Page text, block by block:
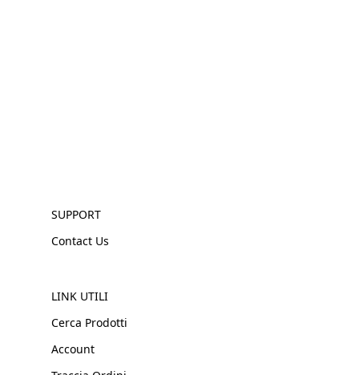
SUPPORT
Contact Us
LINK UTILI
Cerca Prodotti
Account